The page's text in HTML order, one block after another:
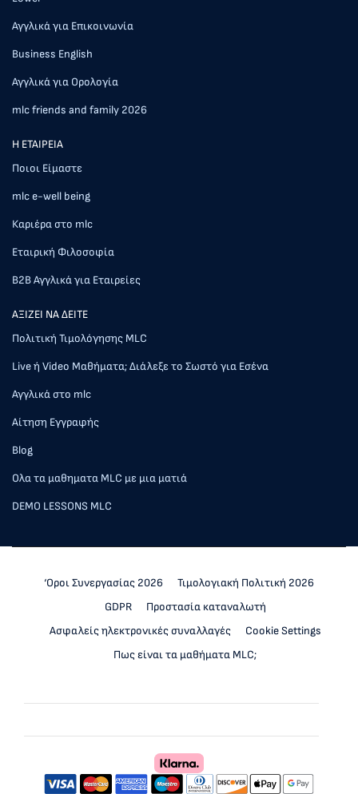
Αγγλικά για Επικοινωνία
Business English
Αγγλικά για Ορολογία
mlc friends and family 2026
Η ΕΤΑΙΡΕΙΑ
Ποιοι Είμαστε
mlc e-well being
Καριέρα στο mlc
Εταιρική Φιλοσοφία
Β2Β Αγγλικά για Εταιρείες
AΞΙΖΕΙ ΝΑ ΔΕΙΤΕ
Πολιτική Τιμολόγησης MLC
Live ή Video Μαθήματα; Διάλεξε το Σωστό για Εσένα
Αγγλικά στο mlc
Αίτηση Εγγραφής
Blog
Ολα τα μαθηματα MLC με μια ματιά
DEMO LESSONS MLC
‘Οροι Συνεργασίας 2026
Τιμολογιακή Πολιτική 2026
GDPR
Προστασία καταναλωτή
Ασφαλείς ηλεκτρονικές συναλλαγές
Cookie Settings
Πως είναι τα μαθήματα MLC;